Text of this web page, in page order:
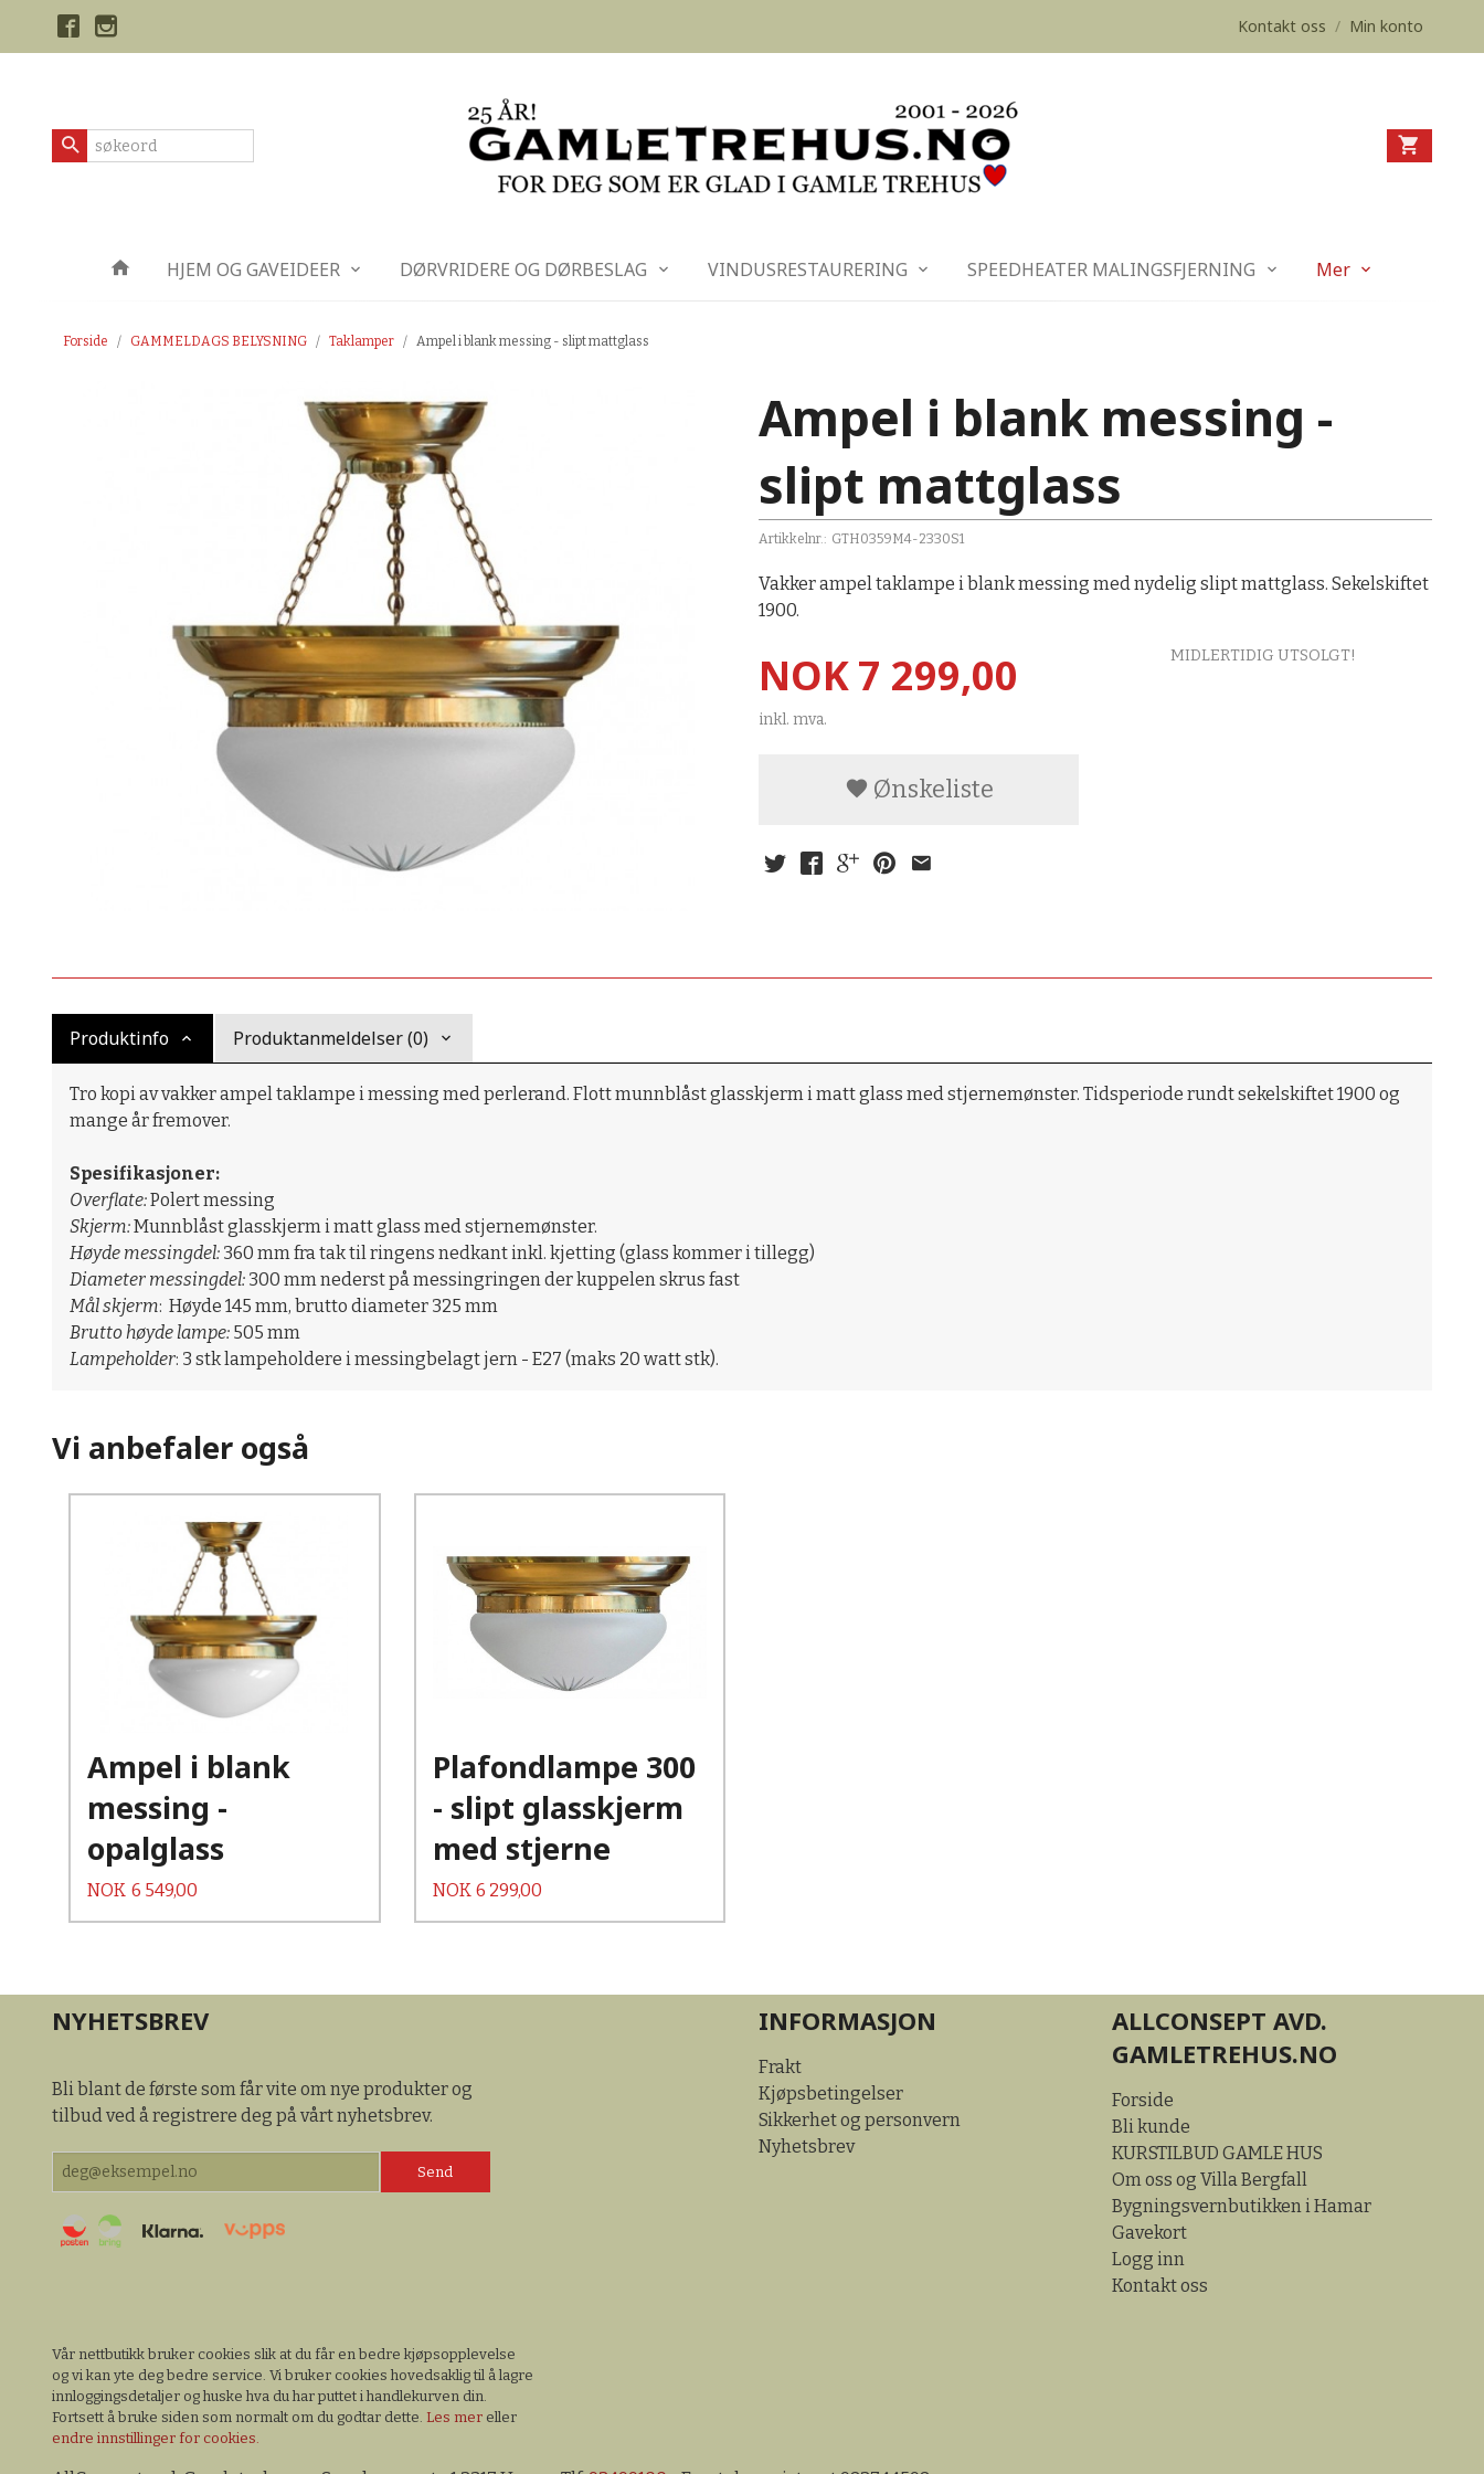
Kontakt oss / Min konto
Produkter HJEM OG GAVEIDEER DØRVRIDERE OG DØRBESLAG VINDUSRESTAURERING SPEEDHEATER MALINGSFJERNING Mer
Forside GAMMELDAGS BELYSNING Taklamper Ampel i blank messing - slipt mattglass
Ampel i blank messing -
slipt mattglass
Artikkelnr.: GTH0359M4-2330S1
Vakker ampel taklampe i blank messing med nydelig slipt mattglass. Sekelskiftet
1900.
Pris
NOK7 299,00
inkl. mva.
MIDLERTIDIG UTSOLGT!
Ønskeliste
Produktinfo Produktanmeldelser (0)
Tro kopi av vakker ampel taklampe i messing med perlerand. Flott munnblåst glasskjerm i matt glass med stjernemønster. Tidsperiode rundt sekelskiftet 1900 og
mange år fremover.
Spesifikasjoner:
Overflate:Polert messing
Skjerm:Munnblåst glasskjerm i matt glass med stjernemønster.
Høyde messingdel: 360 mm fra tak til ringens nedkant inkl. kjetting (glass kommer i tillegg)
Diameter messingdel: 300 mm nederst på messingringen der kuppelen skrus fast
Mål skjerm: Høyde 145 mm, brutto diameter 325 mm
Brutto høyde lampe: 505 mm
Lampeholder: 3 stk lampeholdere i messingbelagt jern - E27 (maks 20 watt stk).
Vi anbefaler også
Ampel i blank
messing -
opalglass
Pris
NOK 6 549,00
Plafondlampe 300
- slipt glasskjerm
med stjerne
Pris
NOK 6 299,00
NYHETSBREV
Bli blant de første som får vite om nye produkter og
tilbud ved å registrere deg på vårt nyhetsbrev.
INFORMASJON
Frakt
Kjøpsbetingelser
Sikkerhet og personvern
Nyhetsbrev
ALLCONSEPT AVD.
GAMLETREHUS.NO
Forside
Bli kunde
KURSTILBUD GAMLE HUS
Om oss og Villa Bergfall
Bygningsvernbutikken i Hamar
Gavekort
Logg inn
Kontakt oss
Vår nettbutikk bruker cookies slik at du får en bedre kjøpsopplevelse
og vi kan yte deg bedre service. Vi bruker cookies hovedsaklig til å lagre
innloggingsdetaljer og huske hva du har puttet i handlekurven din.
Fortsett å bruke siden som normalt om du godtar dette. Les mer eller
endre innstillinger for cookies.